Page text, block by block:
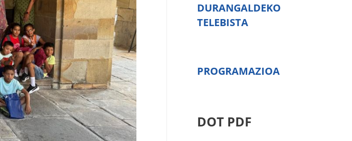
DURANGALDEKO
TELEBISTA
PROGRAMAZIOA
DOT PDF